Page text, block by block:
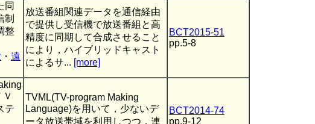
同
制
整
・ 遠
放送番組関連データを通信経由
で提供し受信機で放送番組と高
精度に同期して合成させること
により，ハイブリッドキャスト
によるサ... [more]
BCT2015-51
pp.5-8
テ
TVML(TV-program Making
Language)を用いて，少ないデ
ータ放送帯域を利用しつつ，連
BCT2014-74
pp.9-12